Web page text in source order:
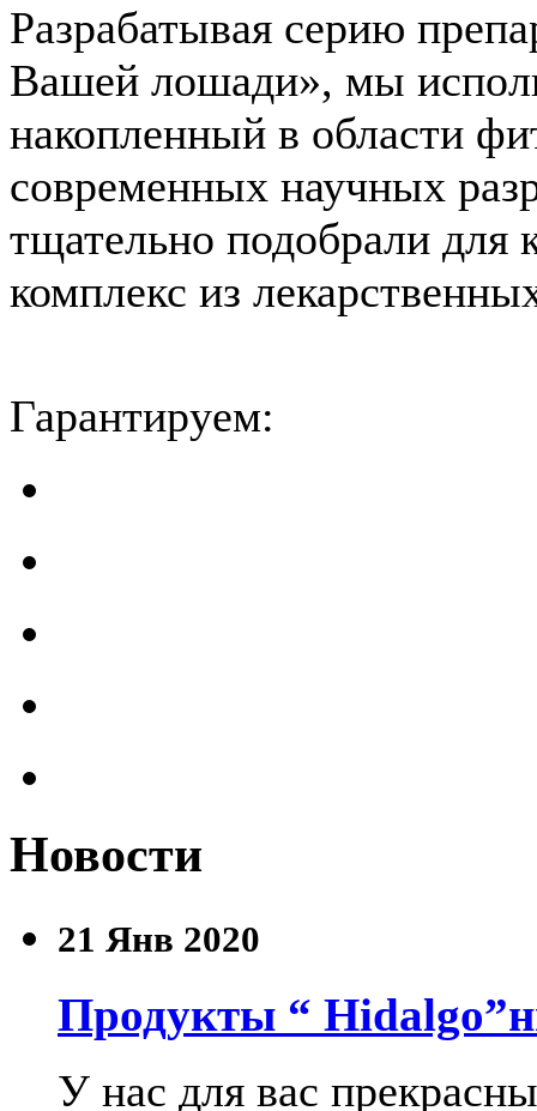
Разрабатывая серию
Вашей лошади», мы
накопленный в области
современных научных
тщательно подобрали для
комплекс из
Гарантируем:
Новости
21 Янв 2020
Продукты “
У нас для вас